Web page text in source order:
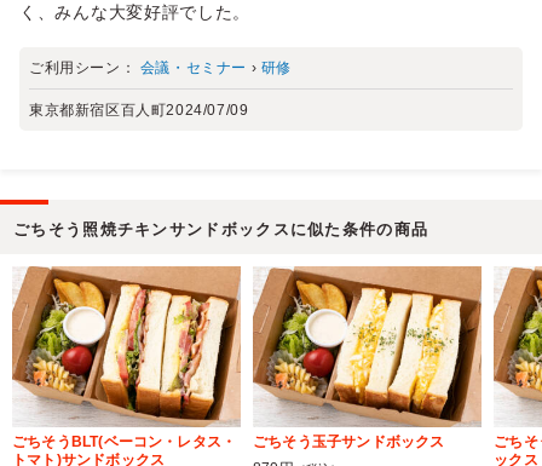
く、みんな大変好評でした。
ご利用シーン： 会議・セミナー › 研修
東京都新宿区百人町2024/07/09
ごちそう照焼チキンサンドボックスに似た条件の商品
ごちそうBLT(ベーコン・レタス・
トマト)サンドボックス
ごちそう玉子サンドボックス
ごち
ックス